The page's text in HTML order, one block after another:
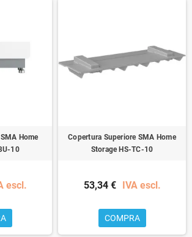
Home
10
escl.
Copertura Superiore SMA Home
Storage HS-TC-10
53,34 € IVA escl.
COMPRA